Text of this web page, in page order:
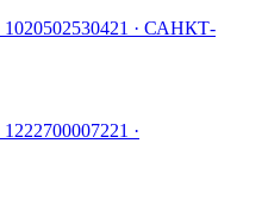
1020502530421 · САНКТ-
1222700007221 ·